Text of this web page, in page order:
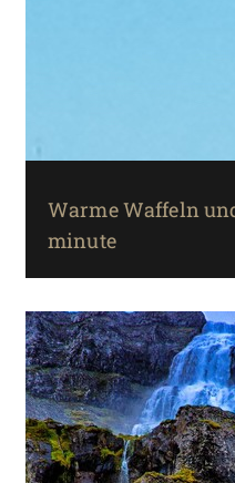
Warme Waffeln
minute